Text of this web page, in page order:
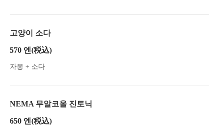
고양이 소다
570 엔 (税込)
자몽 + 소다
NEMA 무알코올 진토닉
650 엔 (税込)